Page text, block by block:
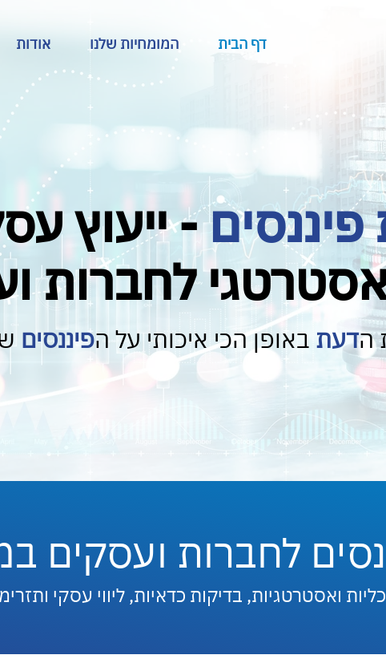
דף הבית המומחיות שלנו אודות
- ייעוץ
לחברות
הדעת באופן הכי איכותי על הפיננסים
לחברות ועסקים
ואסטרטגיות, בדיקות כדאיות, ליווי עסקי